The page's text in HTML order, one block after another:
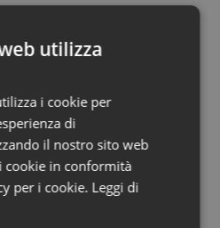
in
utilizza
i cookie per
di
il nostro sito web
cookie in conformità
per i cookie. Leggi di